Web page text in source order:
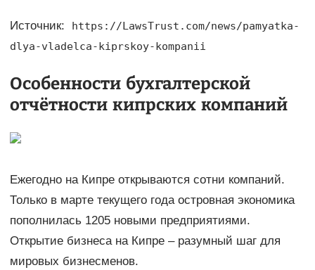
Источник:
https://LawsTrust.com/news/pamyatka-
dlya-vladelca-kiprskoy-kompanii
Особенности бухгалтерской
отчётности кипрских компаний
Ежегодно на Кипре открываются сотни компаний.
Только в марте текущего года островная экономика
пополнилась 1205 новыми предприятиями.
Открытие бизнеса на Кипре – разумный шаг для
мировых бизнесменов.